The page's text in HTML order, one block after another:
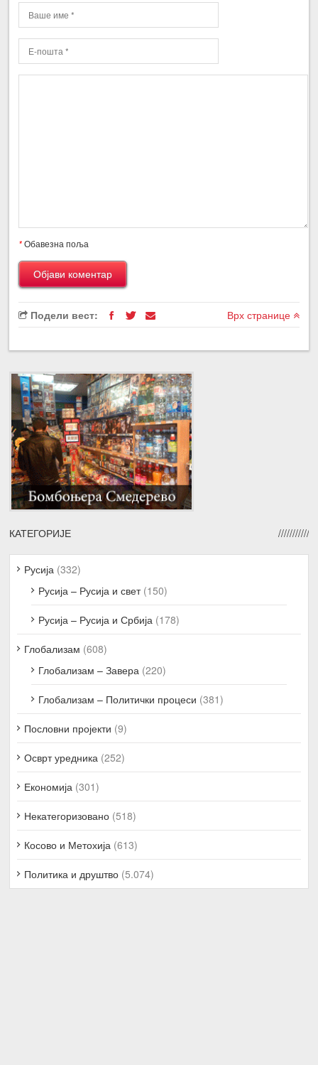
*Обавезна поља
Подели вест: Врх странице
КАТЕГОРИЈЕ
Русија (332)
Русија – Русија и свет(150)
Русија – Русија и Србија (178)
Глобализам (608)
Глобализам – Завера (220)
Глобализам – Политички процеси (381)
Пословни пројекти (9)
Осврт уредника (252)
Економија (301)
Некатегоризовано (518)
Косово и Метохија (613)
Политика и друштво (5.074)